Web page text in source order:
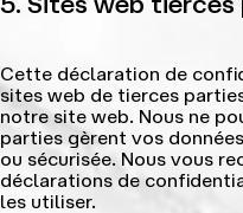
Cette déclaration de
sites web de tierces
notre site web. Nous ne
parties gèrent vos
ou sécurisée. Nous vous
déclarations de
les utiliser.